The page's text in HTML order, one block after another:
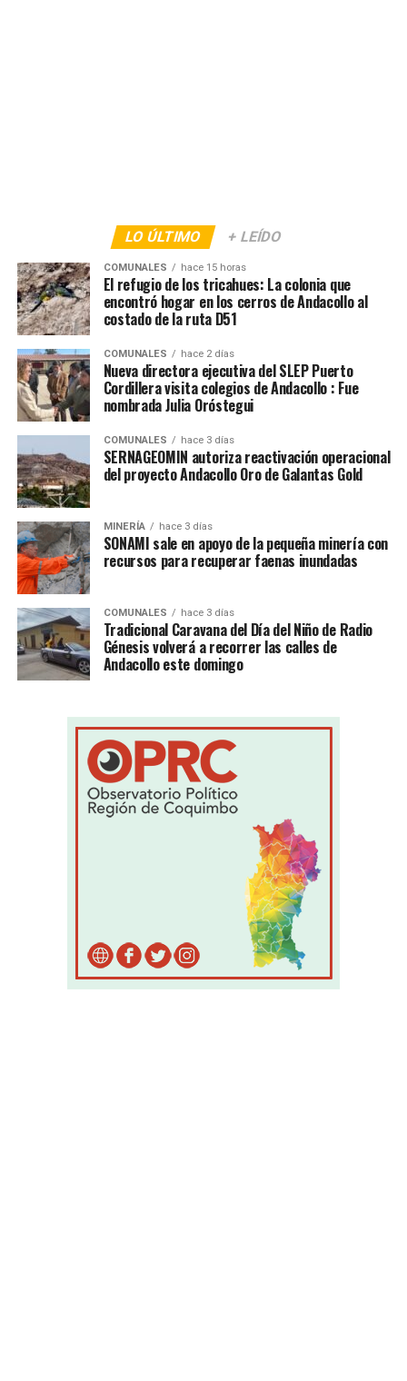
LO ÚLTIMO + LEÍDO
COMUNALES hace 15 horas
El refugio de los tricahues: La colonia que
encontró hogar en los cerros de Andacollo al
costado de la ruta D51
COMUNALES hace 2 días
Nueva directora ejecutiva del SLEP Puerto
Cordillera visita colegios de Andacollo : Fue
nombrada Julia Oróstegui
COMUNALES hace 3 días
SERNAGEOMIN autoriza reactivación operacional
del proyecto Andacollo Oro de Galantas Gold
MINERÍA hace 3 días
SONAMI sale en apoyo de la pequeña minería con
recursos para recuperar faenas inundadas
COMUNALES hace 3 días
Tradicional Caravana del Día del Niño de Radio
Génesis volverá a recorrer las calles de
Andacollo este domingo